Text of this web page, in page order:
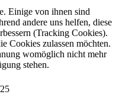
Einige von ihnen sind
andere uns helfen, diese
(Tracking Cookies).
Cookies zulassen möchten.
womöglich nicht mehr
stehen.